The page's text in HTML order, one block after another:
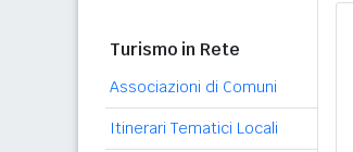
Turismo in Rete
Associazioni di Comuni
Itinerari Tematici Locali